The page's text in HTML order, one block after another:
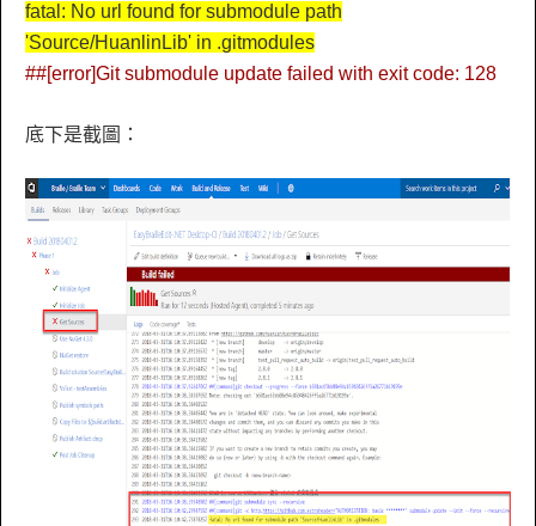
fatal: No url found for submodule path
'Source/HuanlinLib' in .gitmodules
##[error]Git submodule update failed with exit code: 128
底下是截圖：